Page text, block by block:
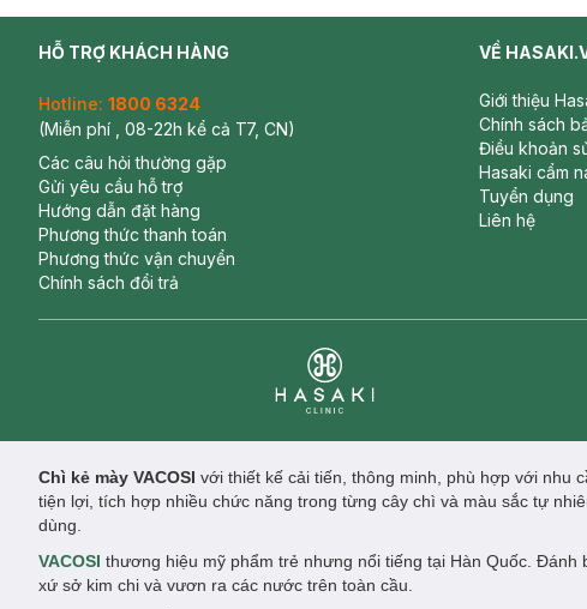
HỖ TRỢ KHÁCH HÀNG
Hotline: 1800 6324
(Miễn phí , 08-22h kể cả T7, CN)
Các câu hỏi thường gặp
Gửi yêu cầu hỗ trợ
Hướng dẫn đặt hàng
Phương thức thanh toán
Phương thức vận chuyển
Chính sách đổi trả
VỀ
Giới thiệu
Chính sách
Điều khoản
Hasaki cẩm
Tuyển dụng
Liên hệ
Chì kẻ mày VACOSI với thiết kế cải tiến, thông minh, phù hợp với nhu
tiện lợi, tích hợp nhiều chức năng trong từng cây chì và màu sắc tự
dùng.
VACOSI thương hiệu mỹ phẩm trẻ nhưng nổi tiếng tại Hàn Quốc.
xứ sở kim chi và vươn ra các nước trên toàn cầu.